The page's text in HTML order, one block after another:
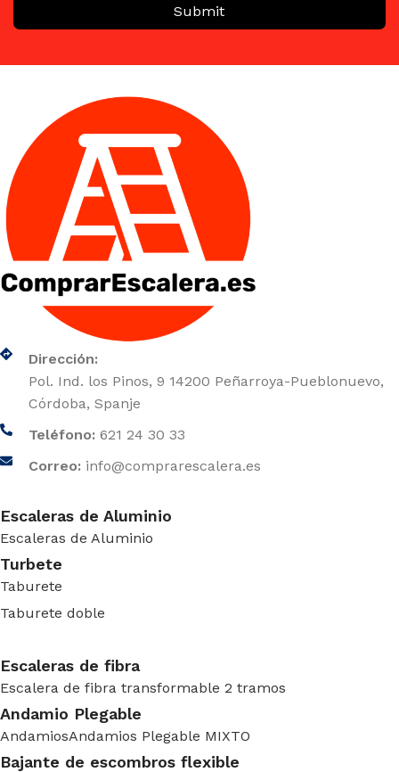
Submit
Dirección:
Pol. Ind. los Pinos, 9 14200 Peñarroya-Pueblonuevo,
Córdoba, Spanje
Teléfono: 621 24 30 33
Correo: info@comprarescalera.es
Escaleras de Aluminio
Escaleras de Aluminio
Turbete
Taburete
Taburete doble
Escaleras de fibra
Escalera de fibra transformable 2 tramos
Andamio Plegable
AndamiosAndamios Plegable MIXTO
Bajante de escombros flexible